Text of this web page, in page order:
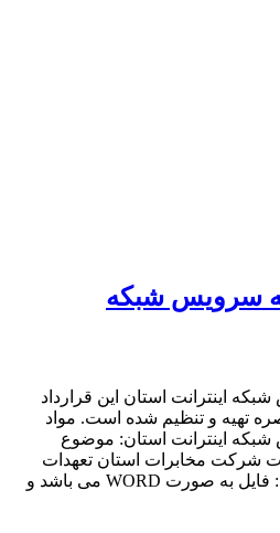
سرویس شبکه
اینترانت استان این قرارداد
و یک بصره تهیه و تنظیم شده است. مواد
شبکه اینترانت استان: موضوع
شرکت مخابرات استان تعهدات
مشترک موارد اختلاف نکته: فایل به صورت WORD می باشد و